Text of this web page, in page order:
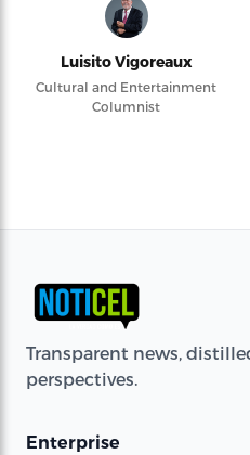
Luisito Vigoreaux
Cultural and Entertainment
Columnist
Transparent news,
perspectives.
Enterprise